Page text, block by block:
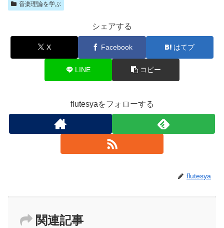
音楽理論を学ぶ
シェアする
X Facebook はてブ
LINE コピー
flutesyaをフォローする
flutesya
関連記事